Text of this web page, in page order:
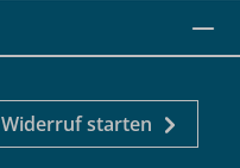
Widerruf starten